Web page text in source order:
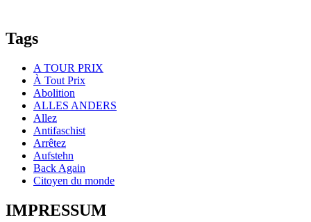
Tags
A TOUR PRIX
À Tout Prix
Abolition
ALLES ANDERS
Allez
Antifaschist
Arrêtez
Aufstehn
Back Again
Citoyen du monde
IMPRESSUM